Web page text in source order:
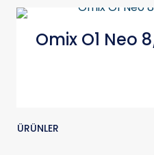
Omix O1 Neo
ÜRÜNLER